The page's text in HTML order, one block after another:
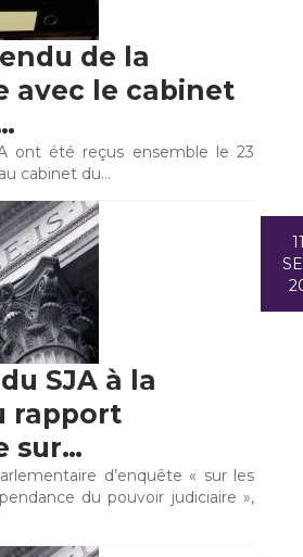
de la
avec le cabinet
ont été reçus ensemble le 23
cabinet du…
SJA à la
rapport
sur…
d’enquête « sur les
du pouvoir judiciaire »,